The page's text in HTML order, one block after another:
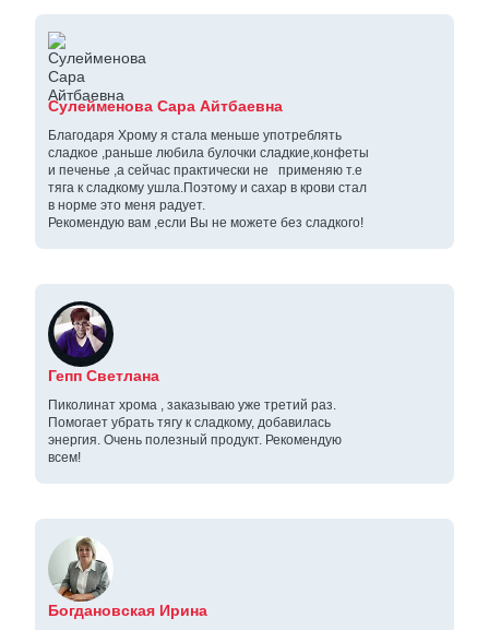
Сулейменова Сара Айтбаевна
Благодаря Хрому я стала меньше употреблять
сладкое ,раньше любила булочки сладкие,конфеты
и печенье ,а сейчас практически не применяю т.е
тяга к сладкому ушла.Поэтому и сахар в крови стал
в норме это меня радует.
Рекомендую вам ,если Вы не можете без сладкого!
Гепп Светлана
Пиколинат хрома , заказываю уже третий раз.
Помогает убрать тягу к сладкому, добавилась
энергия. Очень полезный продукт. Рекомендую
всем!
Богдановская Ирина